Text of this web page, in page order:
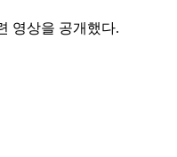
영상을 공개했다.